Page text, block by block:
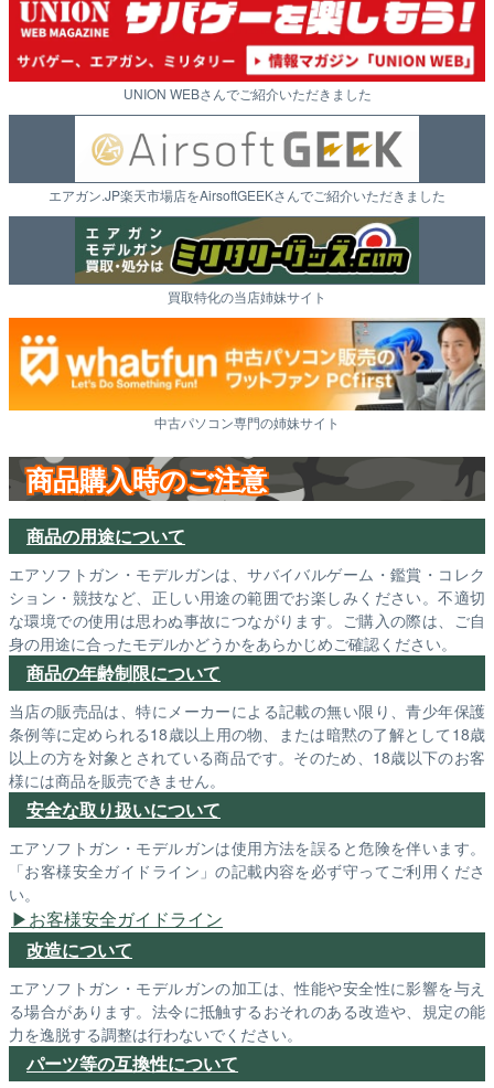
UNION WEBさんでご紹介いただきました
エアガン.JP楽天市場店をAirsoftGEEKさんでご紹介いただきました
買取特化の当店姉妹サイト
中古パソコン専門の姉妹サイト
商品購入時のご注意
商品の用途について
エアソフトガン・モデルガンは、サバイバルゲーム・鑑賞・コレク
ション・競技など、正しい用途の範囲でお楽しみください。不適切
な環境での使用は思わぬ事故につながります。ご購入の際は、ご自
身の用途に合ったモデルかどうかをあらかじめご確認ください。
商品の年齢制限について
当店の販売品は、特にメーカーによる記載の無い限り、青少年保護
条例等に定められる18歳以上用の物、または暗黙の了解として18歳
以上の方を対象とされている商品です。そのため、18歳以下のお客
様には商品を販売できません。
安全な取り扱いについて
エアソフトガン・モデルガンは使用方法を誤ると危険を伴います。
「お客様安全ガイドライン」の記載内容を必ず守ってご利用くださ
い。
お客様安全ガイドライン
改造について
エアソフトガン・モデルガンの加工は、性能や安全性に影響を与え
る場合があります。法令に抵触するおそれのある改造や、規定の能
力を逸脱する調整は行わないでください。
パーツ等の互換性について